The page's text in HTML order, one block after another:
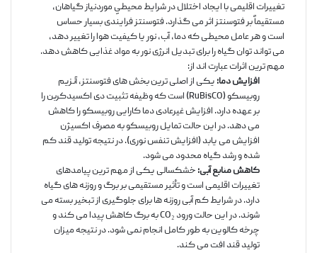
تغییرات اقلیمی با ایجاد اختلال در شرایط محیطیِ موردنیاز گیاهان،
مستقیماً بر فتوسنتز اثر می گذارد. فتوسنتز فرایندی بسیار حساس
است و هر عامل محیطی که دما، آب، نور یا کیفیت هوا را تغییر دهد،
می تواند توان گیاه را برای تبدیل انرژی نور به مواد غذایی کاهش دهد.
مهم ترین اثرات عبارت اند از:
افزایش دما: یکی از اصلی ترین بخش های فتوسنتز، آنزیم
روبیسکو (RuBisCO) است که وظیفه تثبیت دی اکسیدکربن را
بر عهده دارد. افزایش غیرعادی دما کارایی روبیسکو را کاهش
می دهد. در این حالت تمایل روبیسکو به مصرف اکسیژن
افزایش می یابد (افزایش تنفس نوری). در نتیجه تولید قند کم
شده و رشد گیاه محدود می شود.
کاهش منابع آبی: خشکسالی یکی از مهم ترین پیامدهای
تغییرات اقلیمی است و تأثیر مستقیمی بر برگ و روزنه های گیاه
دارد. در شرایط کم آبی روزنه ها برای جلوگیری از تبخیر بسته می
شوند. در این حالت ورود CO₂ به برگ کاهش پیدا می کند و
چرخه کالوین به طور کامل انجام نمی شود. در نتیجه میزان
تولید قند افت می کند.